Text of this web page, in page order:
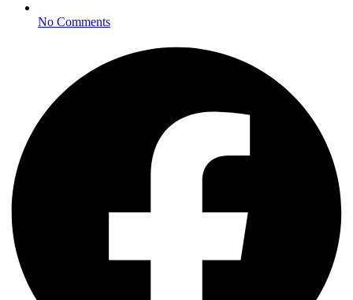
No Comments